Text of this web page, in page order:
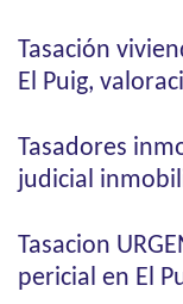
Tasación
El Puig,
Tasadores
judicial
Tasacion
pericial en El